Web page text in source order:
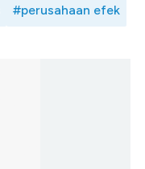
#perusahaan efek